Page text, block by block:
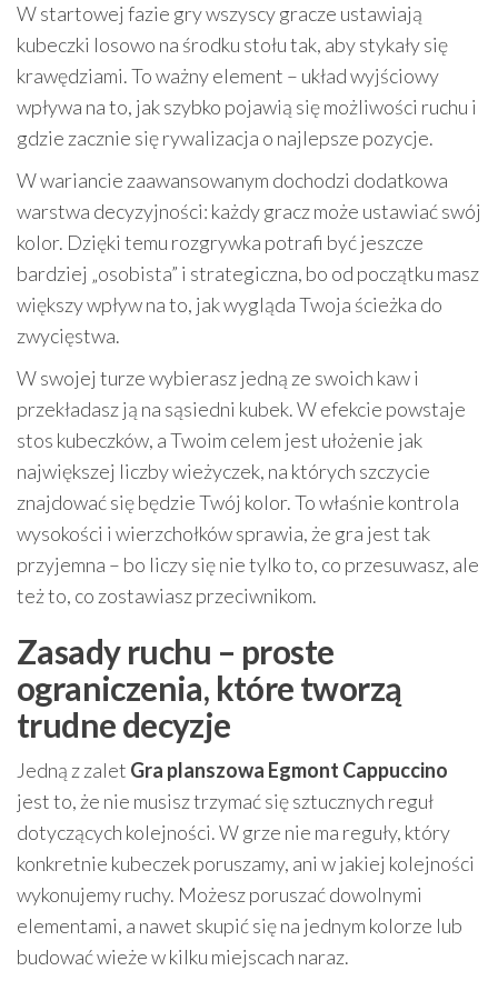
W startowej fazie gry wszyscy gracze ustawiają
kubeczki losowo na środku stołu tak, aby stykały się
krawędziami. To ważny element – układ wyjściowy
wpływa na to, jak szybko pojawią się możliwości ruchu i
gdzie zacznie się rywalizacja o najlepsze pozycje.
W wariancie zaawansowanym dochodzi dodatkowa
warstwa decyzyjności: każdy gracz może ustawiać swój
kolor. Dzięki temu rozgrywka potrafi być jeszcze
bardziej „osobista” i strategiczna, bo od początku masz
większy wpływ na to, jak wygląda Twoja ścieżka do
zwycięstwa.
W swojej turze wybierasz jedną ze swoich kaw i
przekładasz ją na sąsiedni kubek. W efekcie powstaje
stos kubeczków, a Twoim celem jest ułożenie jak
największej liczby wieżyczek, na których szczycie
znajdować się będzie Twój kolor. To właśnie kontrola
wysokości i wierzchołków sprawia, że gra jest tak
przyjemna – bo liczy się nie tylko to, co przesuwasz, ale
też to, co zostawiasz przeciwnikom.
Zasady ruchu – proste
ograniczenia, które tworzą
trudne decyzje
Jedną z zalet Gra planszowa Egmont Cappuccino
jest to, że nie musisz trzymać się sztucznych reguł
dotyczących kolejności. W grze nie ma reguły, który
konkretnie kubeczek poruszamy, ani w jakiej kolejności
wykonujemy ruchy. Możesz poruszać dowolnymi
elementami, a nawet skupić się na jednym kolorze lub
budować wieże w kilku miejscach naraz.